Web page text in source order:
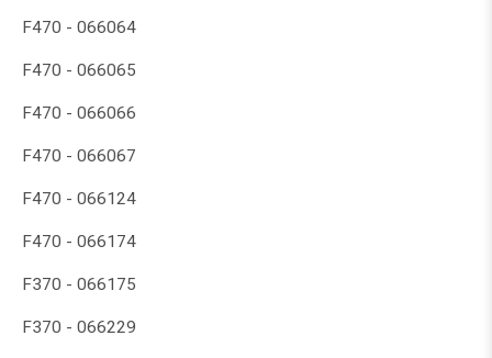
F470 - 066064
F470 - 066065
F470 - 066066
F470 - 066067
F470 - 066124
F470 - 066174
F370 - 066175
F370 - 066229